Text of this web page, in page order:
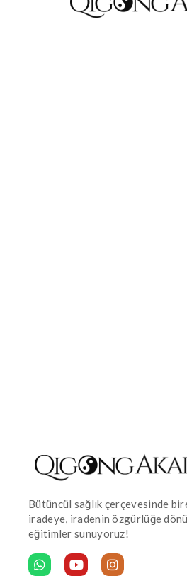
Bütüncül sağlık çerçevesinde
iradeye, iradenin özgürlüğe
eğitimler sunuyoruz!